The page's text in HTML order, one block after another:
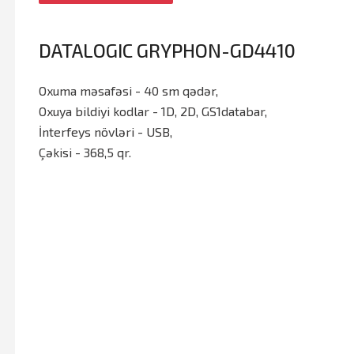
DATALOGIC GRYPHON-GD4410
Oxuma məsafəsi - 40 sm qədər,
Oxuya bildiyi kodlar - 1D, 2D, GS1databar,
İnterfeys növləri - USB,
Çəkisi - 368,5 qr.